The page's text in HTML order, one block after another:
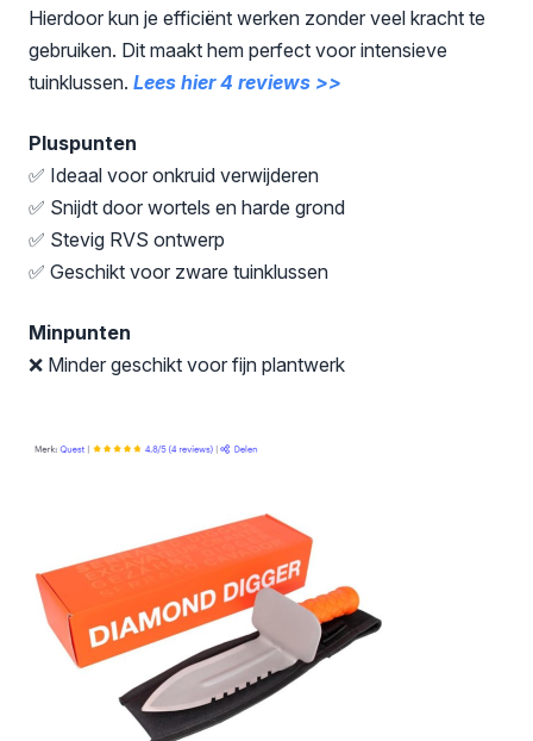
Hierdoor kun je efficiënt werken zonder veel kracht te
gebruiken. Dit maakt hem perfect voor intensieve
tuinklussen. Lees hier 4 reviews >>
Pluspunten
✅ Ideaal voor onkruid verwijderen
✅ Snijdt door wortels en harde grond
✅ Stevig RVS ontwerp
✅ Geschikt voor zware tuinklussen
Minpunten
❌ Minder geschikt voor fijn plantwerk